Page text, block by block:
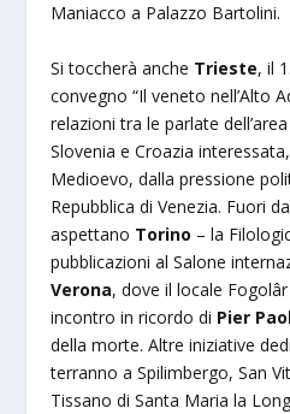
Maniacco a Palazzo Bartolini.
Si toccherà anche Trieste, il
convegno “Il veneto nell’Alto
relazioni tra le parlate
Slovenia e Croazia
Medioevo, dalla pressione
Repubblica di Venezia. Fuori
aspettano Torino – la
pubblicazioni al Salone
Verona, dove il locale
incontro in ricordo di Pier
della morte. Altre iniziative
terranno a Spilimbergo, San
Tissano di Santa Maria la